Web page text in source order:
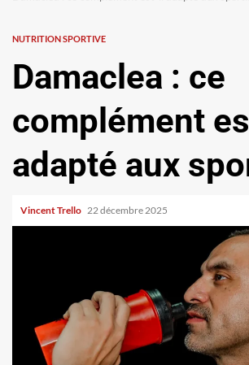
NUTRITION SPORTIVE
Damaclea : ce
complément
adapté aux
Vincent Trello 22 décembre 2025